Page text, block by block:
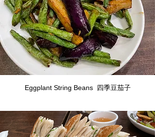
Eggplant String Beans  四季豆茄子